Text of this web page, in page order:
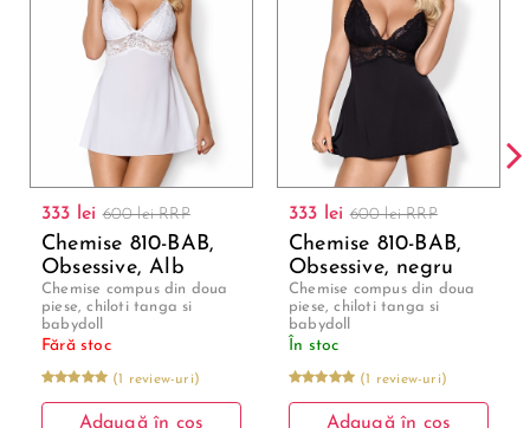
333 lei600 lei RRP
Chemise 810-BAB,
Obsessive, Alb
Chemise compus din doua
piese, chiloti tanga si
babydoll
Fără stoc
(1 review-uri)
Adaugă în coș
333 lei600 lei RRP
Chemise 810-BAB,
Obsessive, negru
Chemise compus din doua
piese, chiloti tanga si
babydoll
În stoc
(1 review-uri)
Adaugă în coș